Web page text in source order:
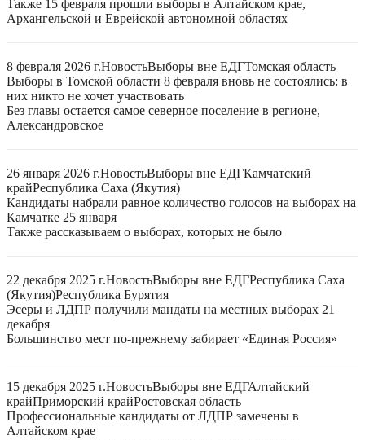
Также 15 февраля прошли выборы в Алтайском крае,
Архангельской и Еврейской автономной областях
8 февраля 2026 г.НовостьВыборы вне ЕДГТомская область
Выборы в Томской области 8 февраля вновь не состоялись: в
них никто не хочет участвовать
Без главы остается самое северное поселение в регионе,
Александровское
26 января 2026 г.НовостьВыборы вне ЕДГКамчатский
крайРеспублика Саха (Якутия)
Кандидаты набрали равное количество голосов на выборах на
Камчатке 25 января
Также рассказываем о выборах, которых не было
22 декабря 2025 г.НовостьВыборы вне ЕДГРеспублика Саха
(Якутия)Республика Бурятия
Эсеры и ЛДПР получили мандаты на местных выборах 21
декабря
Большинство мест по-прежнему забирает «Единая Россия»
15 декабря 2025 г.НовостьВыборы вне ЕДГАлтайский
крайПриморский крайРостовская область
Профессиональные кандидаты от ЛДПР замечены в
Алтайском крае